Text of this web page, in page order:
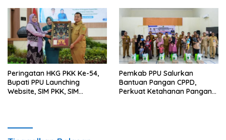
Peringatan HKG PKK Ke-54,
Bupati PPU Launching
Website, SIM PKK, SIM
Pemkab PPU Salurkan
Bantuan Pangan CPPD,
Perkuat Ketahanan Pangan